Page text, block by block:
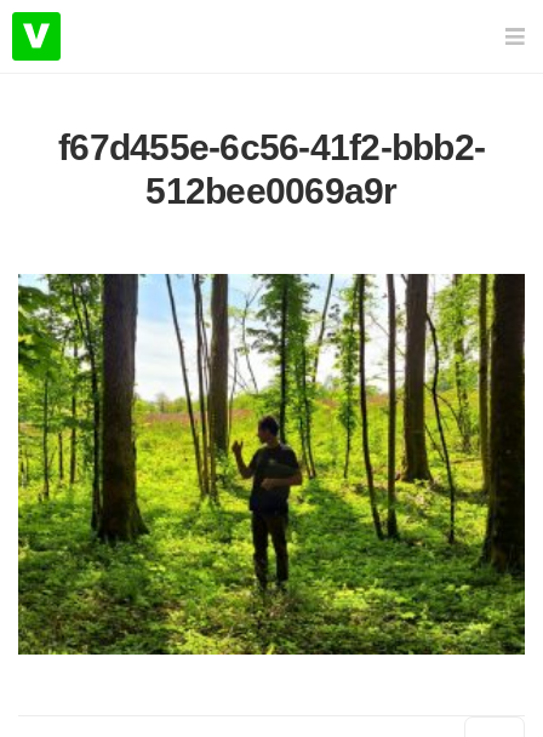
f67d455e-6c56-41f2-bbb2-
512bee0069a9r